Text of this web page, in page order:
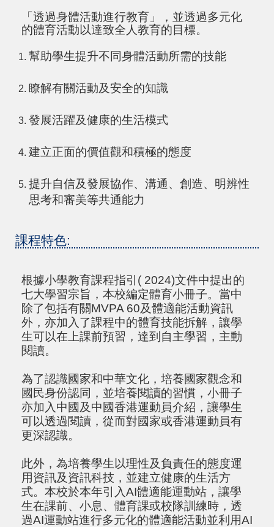
「透過身體活動進行教育」，並透過多元化
的體育活動以達致全人教育的目標。
幫助學生提升不同身體活動所需的技能
瞭解有關活動及安全的知識
發展活躍及健康的生活模式
建立正面的價值觀和積極的態度
提升自信及發展協作、溝通、創造、明辨性
思考和審美等共通能力
課程特色:
根據小學教育課程指引 ( 2024)文件中提出的
七大學習宗旨，本校編定體育小冊子。當中
除了包括有關MVPA 60及體適能活動資訊
外，亦加入了課程中的體育技能拆解，讓學
生可以在上課前預習，達到自主學習，主動
閱讀。
為了認識國家和中華文化，培養國家觀念和
國民身份認同，並培養閱讀的習慣，小冊子
亦加入中國及中國香港運動員介紹，讓學生
可以透過閱讀，從而對國家或香港運動員有
更深認識。
此外，為培養學生以理性及負責任的態度運
用資訊及資訊科技，並建立健康的生活方
式。本校於本年引入AI體適能運動站，讓學
生在課前、小息、體育課或校隊訓練時，透
過AI運動站進行多元化的體適能活動並利用AI